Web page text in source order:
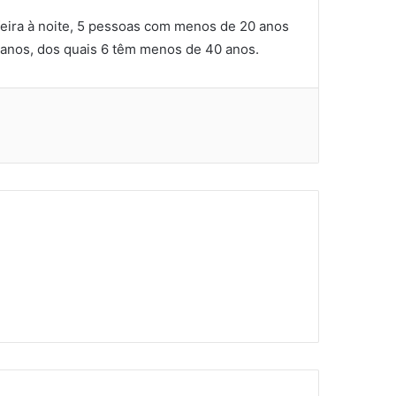
à noite, 5 pessoas com menos de 20 anos
dos quais 6 têm menos de 40 anos.